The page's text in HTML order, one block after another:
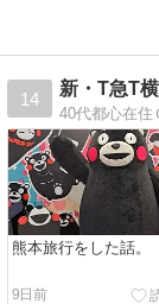
14
新・T急T横
熊本旅行をした話。
9日前